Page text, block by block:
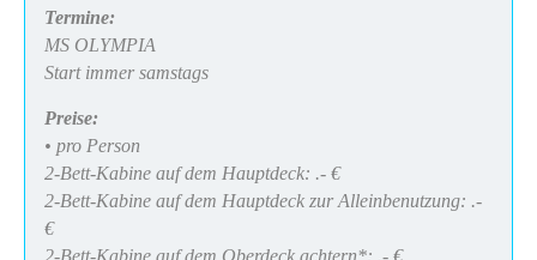
Termine:
MS OLYMPIA
Start immer samstags
Preise:
• pro Person
2-Bett-Kabine auf dem Hauptdeck: .- €
2-Bett-Kabine auf dem Hauptdeck zur Alleinbenutzung: .-
€